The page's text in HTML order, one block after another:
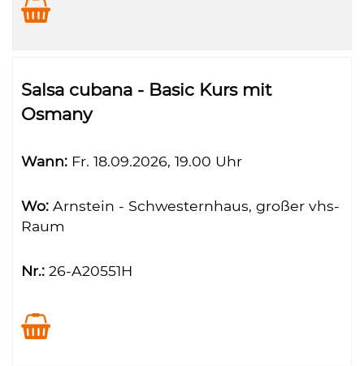
Salsa cubana - Basic Kurs mit
Osmany
Wann: Fr. 18.09.2026, 19.00 Uhr
Wo: Arnstein - Schwesternhaus, großer vhs-
Raum
Nr.: 26-A20551H